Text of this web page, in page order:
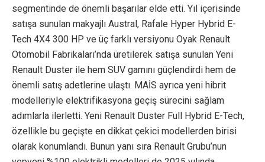
segmentinde de önemli başarılar elde etti. Yıl içerisinde
satışa sunulan makyajlı Austral, Rafale Hyper Hybrid E-
Tech 4X4 300 HP ve üç farklı versiyonu Oyak Renault
Otomobil Fabrikaları’nda üretilerek satışa sunulan Yeni
Renault Duster ile hem SUV gamını güçlendirdi hem de
önemli satış adetlerine ulaştı. MAİS ayrıca yeni hibrit
modelleriyle elektrifikasyona geçiş sürecini sağlam
adımlarla ilerletti. Yeni Renault Duster Full Hybrid E-Tech,
özellikle bu geçişte en dikkat çekici modellerden birisi
olarak konumlandı. Bunun yanı sıra Renault Grubu’nun